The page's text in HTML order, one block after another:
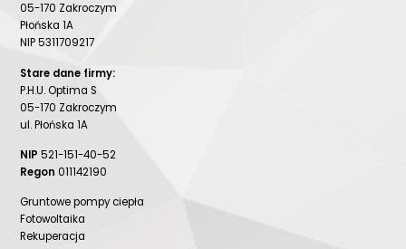
05-170 Zakroczym
Płońska 1A
NIP 5311709217
Stare dane firmy:
P.H.U. Optima S
05-170 Zakroczym
ul. Płońska 1A
NIP 521-151-40-52
Regon 011142190
Gruntowe pompy ciepła
Fotowoltaika
Rekuperacja